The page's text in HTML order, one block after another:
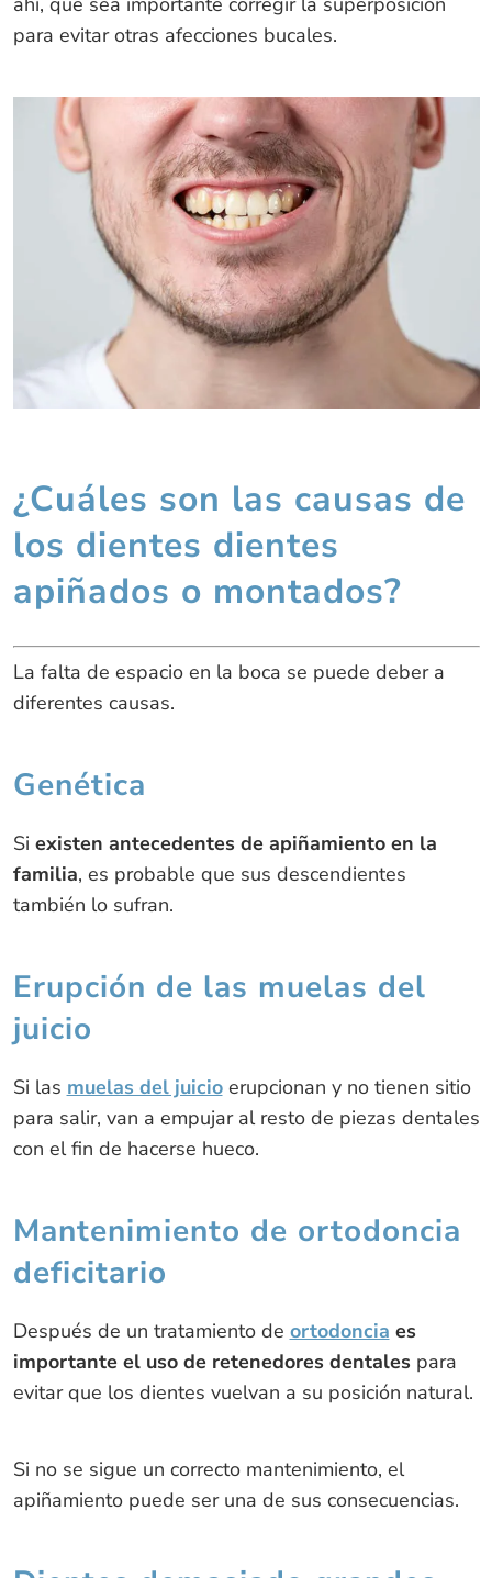
para evitar otras afecciones bucales.
¿Cuáles son las causas de
los dientes dientes
apiñados o montados?
La falta de espacio en la boca se puede deber a
diferentes causas.
Genética
Si existen antecedentes de apiñamiento en la
familia, es probable que sus descendientes
también lo sufran.
Erupción de las muelas del
juicio
Si las muelas del juicioerupcionan y no tienen sitio
para salir, van a empujar al resto de piezas dentales
con el fin de hacerse hueco.
Mantenimiento de ortodoncia
deficitario
Después de un tratamiento de ortodoncia es
importante el uso de retenedores dentalespara
evitar que los dientes vuelvan a su posición natural.
Si no se sigue un correcto mantenimiento, el
apiñamiento puede ser una de sus consecuencias.